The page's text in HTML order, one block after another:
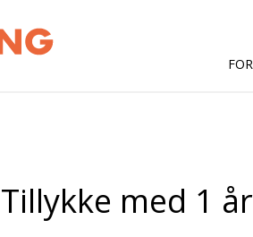
Tillykke med 1